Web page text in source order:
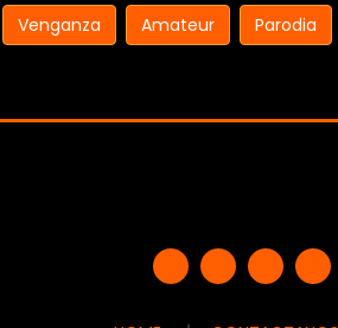
Venganza
Amateur Parodia